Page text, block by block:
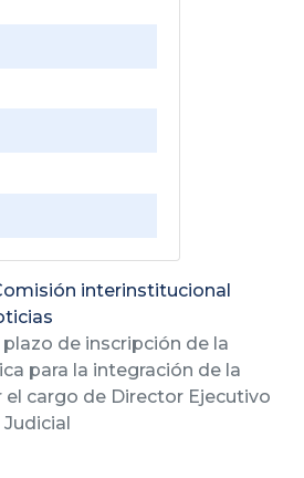
interinstitucional
de inscripción de la
para la integración de la
cargo de Director Ejecutivo